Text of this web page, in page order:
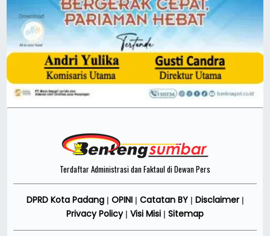
Terdaftar Administrasi dan Faktaul di Dewan Pers
DPRD Kota Padang| OPINI| Catatan BY| Disclaimer|
Privacy Policy| Visi Misi | Sitemap